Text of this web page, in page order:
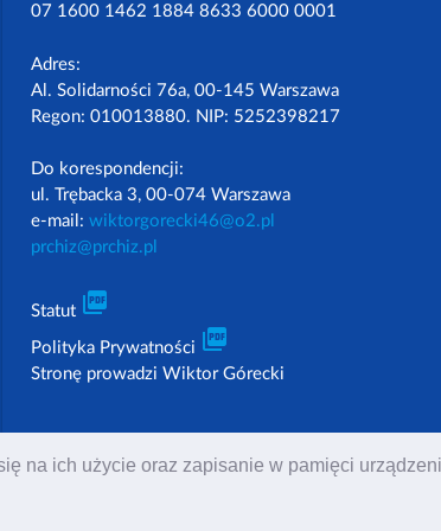
na ich użycie oraz zapisanie w pamięci
07 1600 1462 1884 8633 6000 0001
Adres:
Al. Solidarności 76a, 00-145 Warszawa
Regon: 010013880. NIP: 5252398217
Do korespondencji:
ul. Trębacka 3, 00-074 Warszawa
e-mail:wiktorgorecki46@o2.pl
prchiz@prchiz.pl
Statut picture_as_pdf
Polityka Prywatności picture_as_pdf
Stronę prowadzi Wiktor Górecki